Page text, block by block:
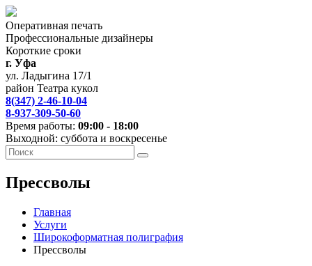
Оперативная печать
Профессиональные дизайнеры
Короткие сроки
г. Уфа
ул. Ладыгина 17/1
район Театра кукол
8(347) 2-46-10-04
8-937-309-50-60
Время работы: 09:00 - 18:00
Выходной: суббота и воскресенье
Прессволы
Главная
Услуги
Широкоформатная полиграфия
Прессволы